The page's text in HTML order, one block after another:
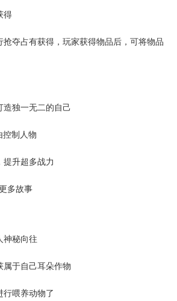
得
抢夺占有获得，玩家获得物品后，可将物品
造独一无二的自己
控制人物
提升超多战力
多故事
神秘向往
属于自己耳朵作物
行喂养动物了